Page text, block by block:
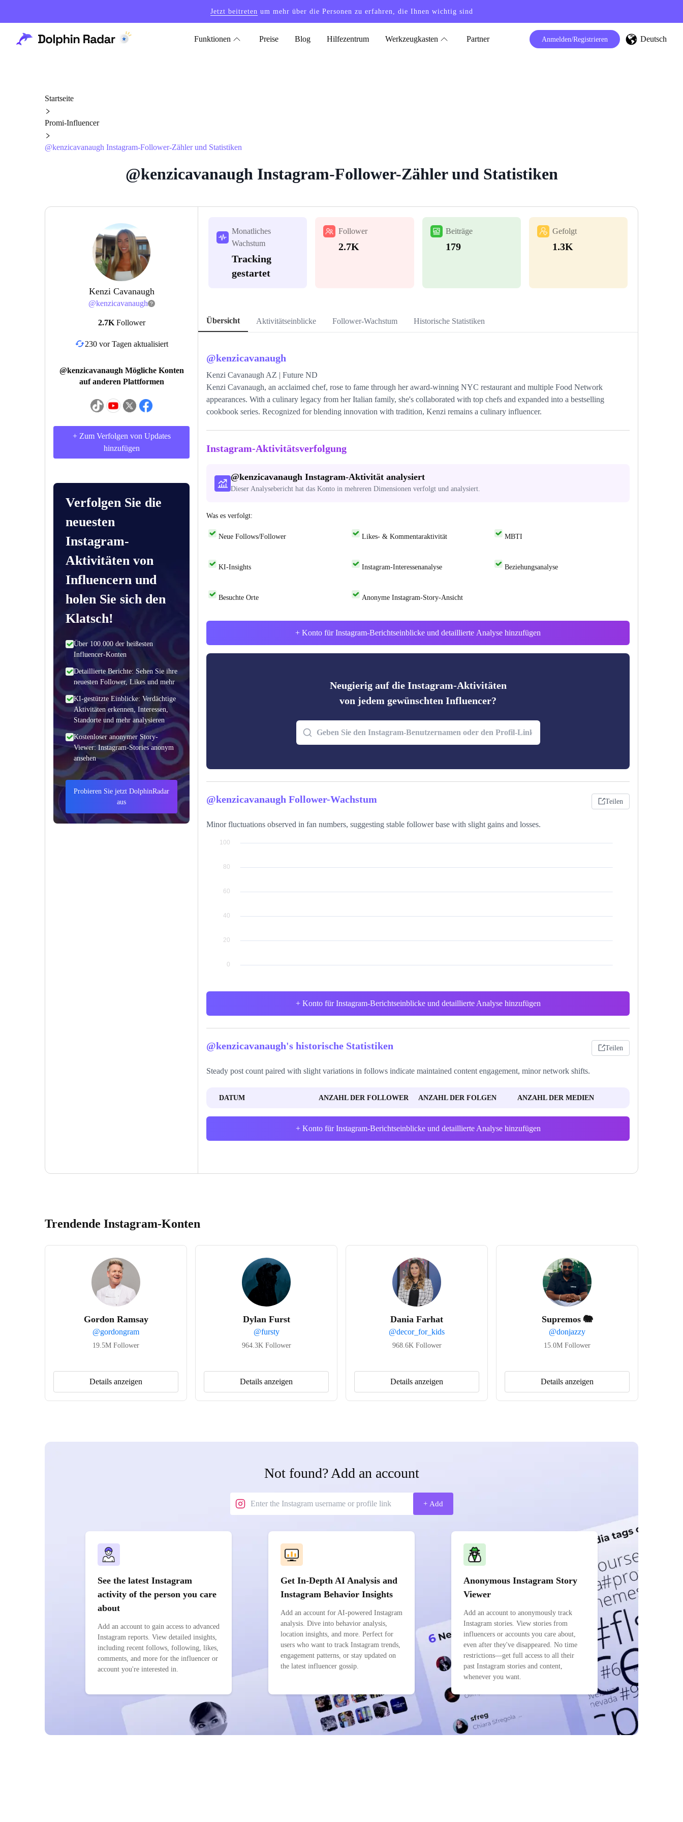
Jetzt beitreten um mehr über die Personen zu erfahren, die Ihnen wichtig sind
Funktionen Preise Blog Hilfezentrum Werkzeugkasten Partner Anmelden/Registrieren Deutsch
Startseite
Promi-Influencer
@kenzicavanaugh Instagram-Follower-Zähler und Statistiken
@kenzicavanaugh Instagram-Follower-Zähler und Statistiken
Kenzi Cavanaugh
@kenzicavanaugh
2.7K Follower
230 vor Tagen aktualisiert
@kenzicavanaugh Mögliche Konten
auf anderen Plattformen
+ Zum Verfolgen von Updates
hinzufügen
Verfolgen Sie die
neuesten
Instagram-
Aktivitäten von
Influencern und
holen Sie sich den
Klatsch!
Über 100.000 der heißesten
Influencer-Konten
Detaillierte Berichte: Sehen Sie ihre
neuesten Follower, Likes und mehr
KI-gestützte Einblicke: Verdächtige
Aktivitäten erkennen, Interessen,
Standorte und mehr analysieren
Kostenloser anonymer Story-
Viewer: Instagram-Stories anonym
ansehen
Probieren Sie jetzt DolphinRadar
aus
Monatliches
Wachstum
Tracking
gestartet
Follower
2.7K
Beiträge
179
Gefolgt
1.3K
Übersicht Aktivitätseinblicke Follower-Wachstum Historische Statistiken
@kenzicavanaugh
Kenzi Cavanaugh AZ | Future ND
Kenzi Cavanaugh, an acclaimed chef, rose to fame through her award-winning NYC restaurant and multiple Food Network
appearances. With a culinary legacy from her Italian family, she's collaborated with top chefs and expanded into a bestselling
cookbook series. Recognized for blending innovation with tradition, Kenzi remains a culinary influencer.
Instagram-Aktivitätsverfolgung
@kenzicavanaugh Instagram-Aktivität analysiert
Dieser Analysebericht hat das Konto in mehreren Dimensionen verfolgt und analysiert.
Was es verfolgt:
Neue Follows/Follower Likes- & Kommentaraktivität MBTI
KI-Insights Instagram-Interessenanalyse Beziehungsanalyse
Besuchte Orte Anonyme Instagram-Story-Ansicht
+ Konto für Instagram-Berichtseinblicke und detaillierte Analyse hinzufügen
Neugierig auf die Instagram-Aktivitäten
von jedem gewünschten Influencer?
@kenzicavanaugh Follower-Wachstum Teilen
Minor fluctuations observed in fan numbers, suggesting stable follower base with slight gains and losses.
+ Konto für Instagram-Berichtseinblicke und detaillierte Analyse hinzufügen
@kenzicavanaugh's historische Statistiken Teilen
Steady post count paired with slight variations in follows indicate maintained content engagement, minor network shifts.
DATUM ANZAHL DER FOLLOWER ANZAHL DER FOLGEN ANZAHL DER MEDIEN
+ Konto für Instagram-Berichtseinblicke und detaillierte Analyse hinzufügen
Trendende Instagram-Konten
Gordon Ramsay
@gordongram
19.5M Follower
Details anzeigen
Dylan Furst
@fursty
964.3K Follower
Details anzeigen
Dania Farhat
@decor_for_kids
968.6K Follower
Details anzeigen
Supremos 🐘
@donjazzy
15.0M Follower
Details anzeigen
Not found? Add an account
+ Add
See the latest Instagram
activity of the person you care
about
Add an account to gain access to advanced
Instagram reports. View detailed insights,
including recent follows, following, likes,
comments, and more for the influencer or
account you're interested in.
Get In-Depth AI Analysis and
Instagram Behavior Insights
Add an account for AI-powered Instagram
analysis. Dive into behavior analysis,
location insights, and more. Perfect for
users who want to track Instagram trends,
engagement patterns, or stay updated on
the latest influencer gossip.
Anonymous Instagram Story
Viewer
Add an account to anonymously track
Instagram stories. View stories from
influencers or accounts you care about,
even after they've disappeared. No time
restrictions—get full access to all their
past Instagram stories and content,
whenever you want.